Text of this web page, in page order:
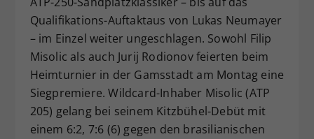
Qualifikations-Auftaktaus von Lukas Neumayer
– im Einzel weiter ungeschlagen. Sowohl Filip
Misolic als auch Jurij Rodionov feierten beim
Heimturnier in der Gamsstadt am Montag eine
Siegpremiere. Wildcard-Inhaber Misolic (ATP
205) gelang bei seinem Kitzbühel-Debüt mit
einem 6:2, 7:6 (6) gegen den brasilianischen
Zweck
Dieser Wert speichert Ihre Consent-
Einstellungen. Unter anderem eine
zufällig generierte ID, für die
historische Speicherung Ihrer
vorgenommen Einstellungen, falls der
Webseiten-Betreiber dies eingestellt
hat.